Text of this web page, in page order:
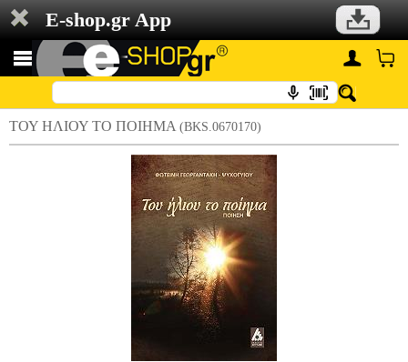
E-shop.gr App
ΤΟΥ ΗΛΙΟΥ ΤΟ ΠΟΙΗΜΑ (BKS.0670170)